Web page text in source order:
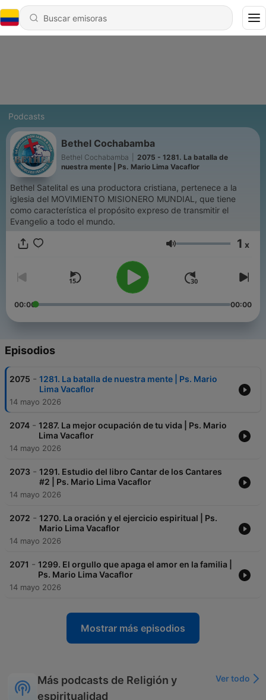
Podcasts
Bethel Cochabamba
Bethel Cochabamba
2075 - 1281. La batalla de
nuestra mente | Ps. Mario Lima Vacaflor
Bethel Satelital es una productora cristiana, pertenece a la
iglesia del MOVIMIENTO MISIONERO MUNDIAL, que tiene
como característica el propósito expreso de transmitir el
Evangelio a todo el mundo.
Volumen 1 x
00:00 00:00
Episodios
2075 - 1281. La batalla de nuestra mente | Ps. Mario
Lima Vacaflor
14 mayo 2026
2074 - 1287. La mejor ocupación de tu vida | Ps. Mario
Lima Vacaflor
14 mayo 2026
2073 - 1291. Estudio del libro Cantar de los Cantares
#2 | Ps. Mario Lima Vacaflor
14 mayo 2026
2072 - 1270. La oración y el ejercicio espiritual | Ps.
Mario Lima Vacaflor
14 mayo 2026
2071 - 1299. El orgullo que apaga el amor en la familia |
Ps. Mario Lima Vacaflor
14 mayo 2026
Mostrar más episodios
Más podcasts de Religión y
espiritualidad
Ver todo